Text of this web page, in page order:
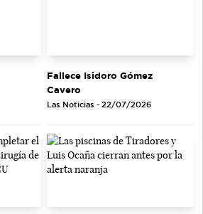
Fallece Isidoro Gómez
Cavero
Las Noticias - 22/07/2026